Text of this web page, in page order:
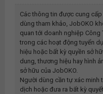
Các thông tin được cung
dùng tham khảo, JobOKO
quan tới doanh nghiệp Công
trong các hoạt động tuyển
hiệu hoặc bất kỳ quyền sở
dung, thương hiệu hay hình
sở hữu của JobOKO.
Người dùng cần tự xác minh
dịch hoặc đưa ra bất kỳ